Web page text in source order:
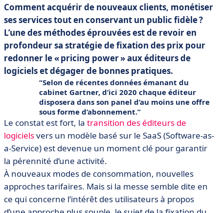
Comment acquérir de nouveaux clients, monétiser
ses services tout en conservant un public fidèle ?
L’une des méthodes éprouvées est de revoir en
profondeur sa stratégie de fixation des prix pour
redonner le « pricing power » aux éditeurs de
logiciels et dégager de bonnes pratiques.
Selon de récentes données émanant du
cabinet Gartner, d’ici 2020 chaque éditeur
disposera dans son panel d’au moins une offre
sous forme d’abonnement.
Le constat est fort, la transition des éditeurs de
logicielsvers un modèle basé sur le SaaS (Software-as-
a-Service) est devenue un moment clé pour garantir
la pérennité d’une activité.
À nouveaux modes de consommation, nouvelles
approches tarifaires. Mais si la messe semble dite en
ce qui concerne l’intérêt des utilisateurs à propos